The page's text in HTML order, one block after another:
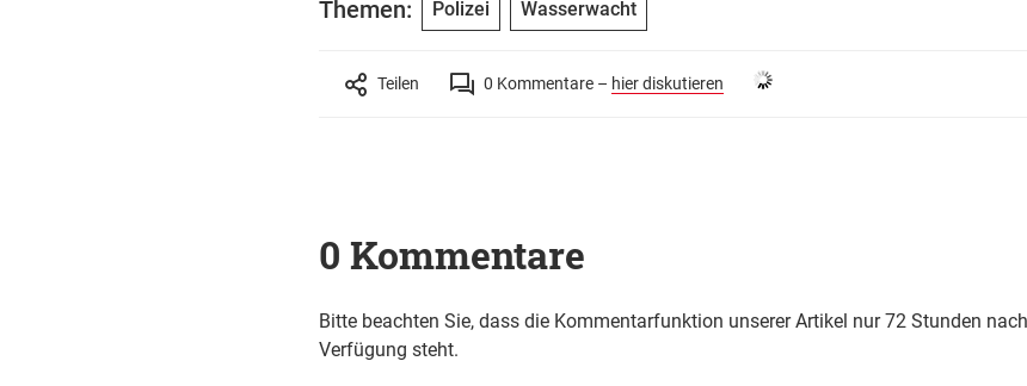
Themen: Polizei Wasserwacht
Teilen 0 Kommentare – hier diskutieren
0 Kommentare
Bitte beachten Sie, dass die Kommentarfunktion unserer Artikel nur 72 Stunden
Verfügung steht.